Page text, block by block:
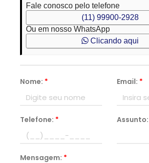
Fale conosco pelo telefone
(11) 99900-2928
Ou em nosso WhatsApp
Clicando aqui
Nome: * Email: *
Telefone: * Assunto:
Mensagem: *